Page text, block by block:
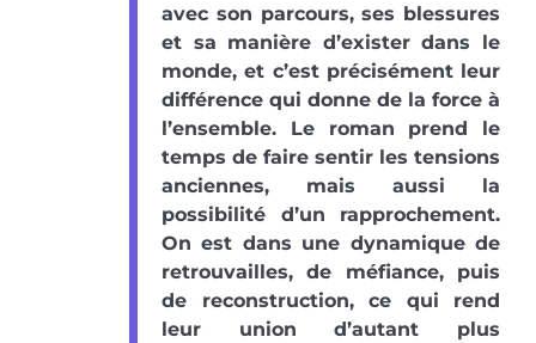
avec son parcours, ses blessures
et sa manière d’exister dans le
monde, et c’est précisément leur
différence qui donne de la force à
l’ensemble. Le roman prend le
temps de faire sentir les tensions
anciennes, mais aussi la
possibilité d’un rapprochement.
On est dans une dynamique de
retrouvailles, de méfiance, puis
de reconstruction, ce qui rend
leur union d’autant plus